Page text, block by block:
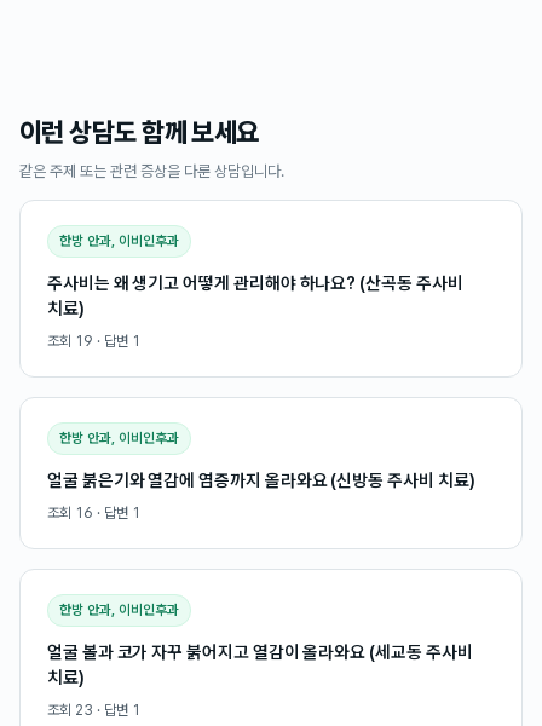
이런 상담도 함께 보세요
같은 주제 또는 관련 증상을 다룬 상담입니다.
한방 안과, 이비인후과
주사비는 왜 생기고 어떻게 관리해야 하나요? (산곡동 주사비
치료)
조회 19 · 답변 1
한방 안과, 이비인후과
얼굴 붉은기와 열감에 염증까지 올라와요 (신방동 주사비 치료)
조회 16 · 답변 1
한방 안과, 이비인후과
얼굴 볼과 코가 자꾸 붉어지고 열감이 올라와요 (세교동 주사비
치료)
조회 23 · 답변 1